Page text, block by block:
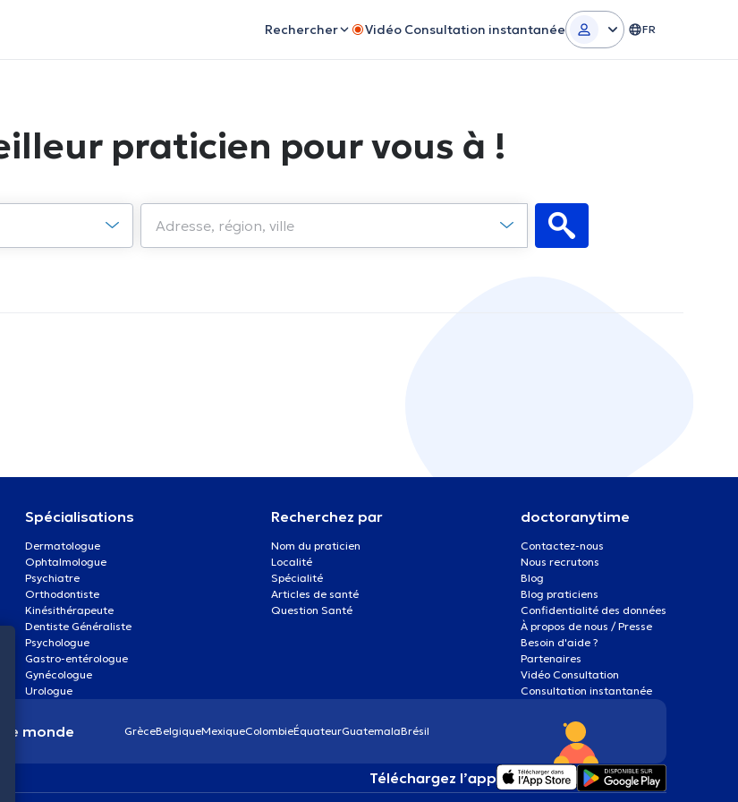
Rechercher Vidéo Consultation instantanée FR
praticien pour vous à !
Spécialisations
Dermatologue
Ophtalmologue
Psychiatre
Orthodontiste
Kinésithérapeute
Dentiste Généraliste
Psychologue
Gastro-entérologue
Gynécologue
Urologue
Recherchez par
Nom du praticien
Localité
Spécialité
Articles de santé
Question Santé
doctoranytime
Contactez-nous
Nous recrutons
Blog
Blog praticiens
Confidentialité des données
À propos de nous / Presse
Besoin d'aide ?
Partenaires
Vidéo Consultation
Consultation instantanée
le monde GrèceBelgiqueMexiqueColombieÉquateurGuatemalaBrésil
Téléchargez l’app